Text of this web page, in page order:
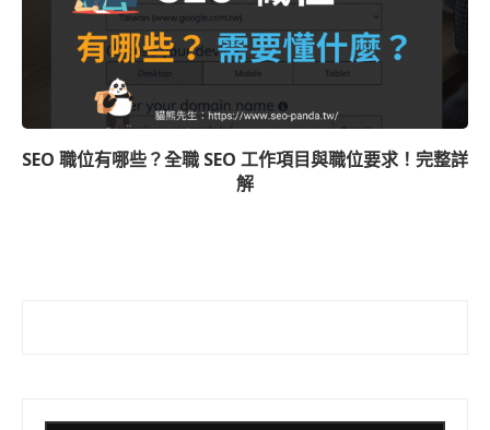
SEO 職位有哪些？全職 SEO 工作項目與職位要求！完整詳
解